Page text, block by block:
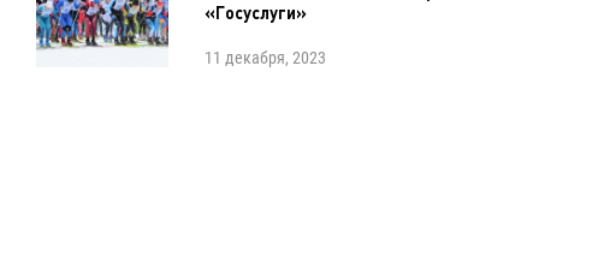
«Госуслуги»
11 декабря, 2023